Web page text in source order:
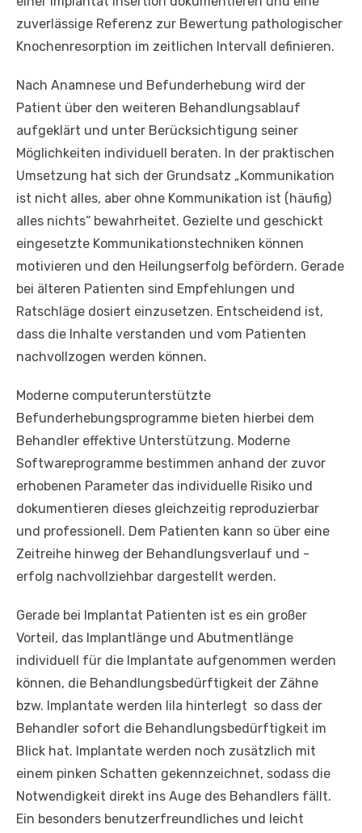
zuverlässige Referenz zur Bewertung pathologischer
Knochenresorption im zeitlichen Intervall definieren.
Nach Anamnese und Befunderhebung wird der
Patient über den weiteren Behandlungsablauf
aufgeklärt und unter Berücksichtigung seiner
Möglichkeiten individuell beraten. In der praktischen
Umsetzung hat sich der Grundsatz „Kommunikation
ist nicht alles, aber ohne Kommunikation ist (häufig)
alles nichts“ bewahrheitet. Gezielte und geschickt
eingesetzte Kommunikationstechniken können
motivieren und den Heilungserfolg befördern. Gerade
bei älteren Patienten sind Empfehlungen und
Ratschläge dosiert einzusetzen. Entscheidend ist,
dass die Inhalte verstanden und vom Patienten
nachvollzogen werden können.
Moderne computerunterstützte
Befunderhebungsprogramme bieten hierbei dem
Behandler effektive Unterstützung. Moderne
Softwareprogramme bestimmen anhand der zuvor
erhobenen Parameter das individuelle Risiko und
dokumentieren dieses gleichzeitig reproduzierbar
und professionell. Dem Patienten kann so über eine
Zeitreihe hinweg der Behandlungsverlauf und -
erfolg nachvollziehbar dargestellt werden.
Gerade bei Implantat Patienten ist es ein großer
Vorteil, das Implantlänge und Abutmentlänge
individuell für die Implantate aufgenommen werden
können, die Behandlungsbedürftigkeit der Zähne
bzw. Implantate werden lila hinterlegt so dass der
Behandler sofort die Behandlungsbedürftigkeit im
Blick hat. Implantate werden noch zusätzlich mit
einem pinken Schatten gekennzeichnet, sodass die
Notwendigkeit direkt ins Auge des Behandlers fällt.
Ein besonders benutzerfreundliches und leicht